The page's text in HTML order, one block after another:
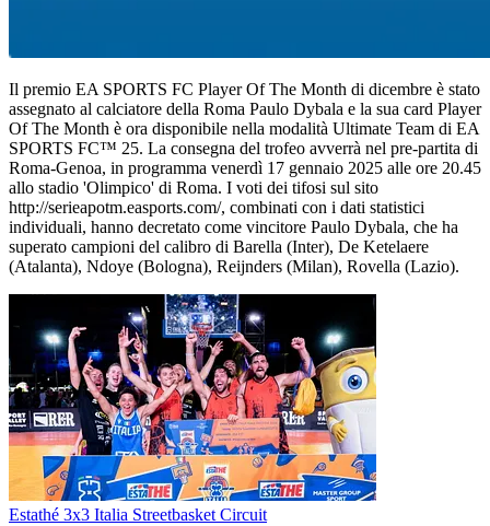
Il premio EA SPORTS FC Player Of The Month di dicembre è stato
assegnato al calciatore della Roma Paulo Dybala e la sua card Player
Of The Month è ora disponibile nella modalità Ultimate Team di EA
SPORTS FC™ 25. La consegna del trofeo avverrà nel pre-partita di
Roma-Genoa, in programma venerdì 17 gennaio 2025 alle ore 20.45
allo stadio 'Olimpico' di Roma. I voti dei tifosi sul sito
http://serieapotm.easports.com/, combinati con i dati statistici
individuali, hanno decretato come vincitore Paulo Dybala, che ha
superato campioni del calibro di Barella (Inter), De Ketelaere
(Atalanta), Ndoye (Bologna), Reijnders (Milan), Rovella (Lazio).
Estathé 3x3 Italia Streetbasket Circuit